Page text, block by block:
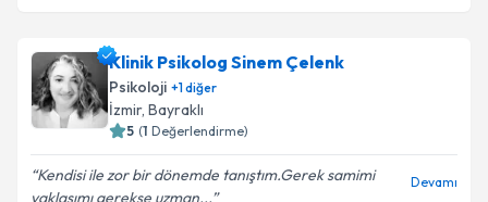
Klinik Psikolog Sinem Çelenk
Psikoloji +1diğer
İzmir, Bayraklı
5 (1 Değerlendirme)
Kendisi ile zor bir dönemde tanıştım.Gerek samimi
yaklaşımı gerekse uzman...
Devamı